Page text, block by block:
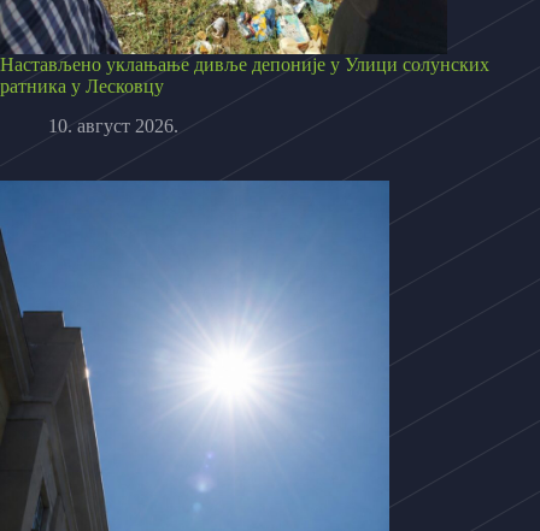
Настављено уклањање дивље депоније у Улици солунских
ратника у Лесковцу
10. август 2026.